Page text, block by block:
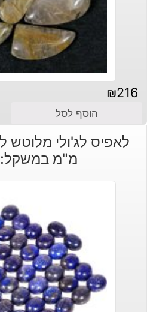
₪216
הוסף לסל
מ"מ במשקל: 5.6 קרט